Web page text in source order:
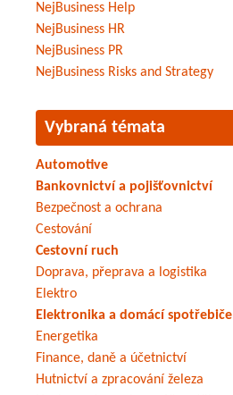
NejBusiness Help
NejBusiness HR
NejBusiness PR
NejBusiness Risks and Strategy
Vybraná témata
Automotive
Bankovnictví a pojišťovnictví
Bezpečnost a ochrana
Cestování
Cestovní ruch
Doprava, přeprava a logistika
Elektro
Elektronika a domácí spotřebiče
Energetika
Finance, daně a účetnictví
Hutnictví a zpracování železa